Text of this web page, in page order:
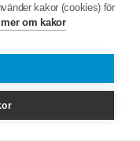
kakor (cookies) för
mer om kakor